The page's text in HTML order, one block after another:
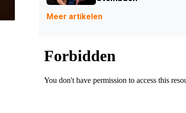
Meer artikelen